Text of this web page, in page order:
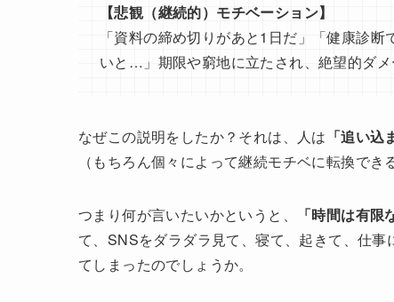
【悲観（継続的）モチベーション】
「資料の締め切りがあと1日だ」「健康診
いと…」期限や窮地に立たされ、絶望的ダメ
なぜこの説明をしたか？それは、人は 「追い込
（もちろん個々によって継続モチベに転換でき
つまり何が言いたいかというと、 「時間は有限
て、SNSをダラダラ見て、寝て、起きて、仕
てしまったのでしょうか。